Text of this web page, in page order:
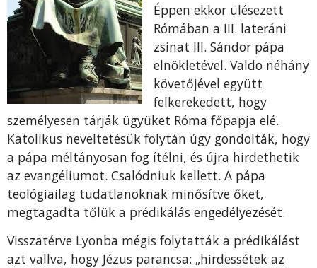
Éppen ekkor ülésezett
Rómában a III. lateráni
zsinat III. Sándor pápa
elnökletével. Valdo néhány
követőjével együtt
felkerekedett, hogy
személyesen tárják ügyüket Róma főpapja elé.
Katolikus neveltetésük folytán úgy gondolták, hogy
a pápa méltányosan fog ítélni, és újra hirdethetik
az evangéliumot. Csalódniuk kellett. A pápa
teológiailag tudatlanoknak minősítve őket,
megtagadta tőlük a prédikálás engedélyezését.
Visszatérve Lyonba mégis folytatták a prédikálást
azt vallva, hogy Jézus parancsa: „hirdessétek az